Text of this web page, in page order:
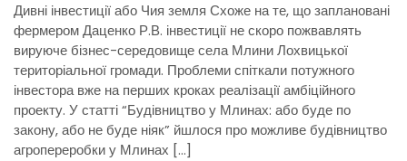
Дивні інвестиції або Чия земля Схоже на те, що заплановані
фермером Даценко Р.В. інвестиції не скоро пожвавлять
вируюче бізнес-середовище села Млини Лохвицької
територіальної громади. Проблеми спіткали потужного
інвестора вже на перших кроках реалізації амбіційного
проекту. У статті “Будівництво у Млинах: або буде по
закону, або не буде ніяк” йшлося про можливе будівництво
агропереробки у Млинах […]